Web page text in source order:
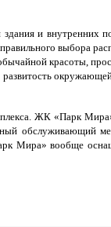
и внутренних
выбора
красоты,
ЖК «Парк
обслуживающий
Мира» вообще